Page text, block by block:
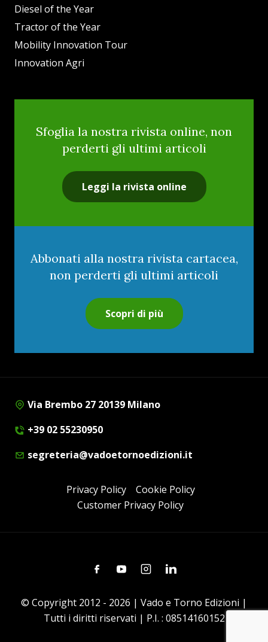
Diesel of the Year
Tractor of the Year
Mobility Innovation Tour
Innovation Agri
Sfoglia la nostra rivista online, non
perderti gli ultimi articoli
Leggi la rivista online
Abbonati alla nostra rivista cartacea,
non perderti gli ultimi articoli
Scopri di più
Via Brembo 27 20139 Milano
+39 02 55230950
segreteria@vadoetornoedizioni.it
Privacy Policy
Cookie Policy
Customer Privacy Policy
FacebookYoutubeInstagramLinkedin
© Copyright 2012 - 2026 | Vado e Torno Edizioni |
Tutti i diritti riservati | P.I. : 08514160152